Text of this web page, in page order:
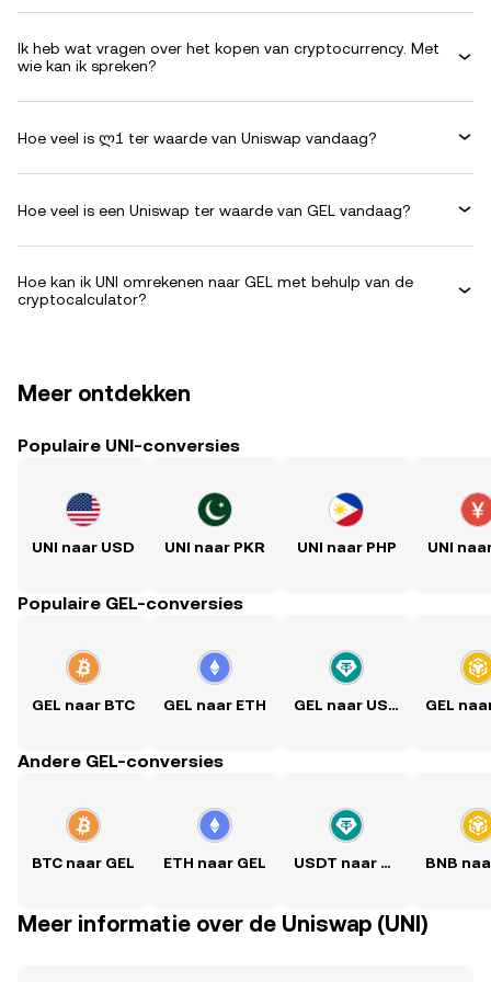
Ik heb wat vragen over het kopen van cryptocurrency. Met
wie kan ik spreken?
Hoe veel is ლ1 ter waarde van Uniswap vandaag?
Hoe veel is een Uniswap ter waarde van GEL vandaag?
Hoe kan ik UNI omrekenen naar GEL met behulp van de
cryptocalculator?
Meer ontdekken
Populaire UNI-conversies
UNI naar USD UNI naar PKR UNI naar PHP UNI
Populaire GEL-conversies
GEL naar BTC GEL naar ETH GEL naar USDT GEL
Andere GEL-conversies
BTC naar GEL ETH naar GEL USDT naar GEL BNB
Meer informatie over de Uniswap (UNI)